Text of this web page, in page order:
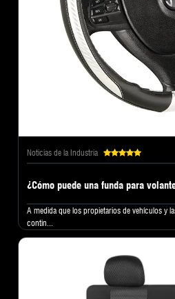
Noticias de la Industria
A medida que los propietarios de vehículos y
contin...